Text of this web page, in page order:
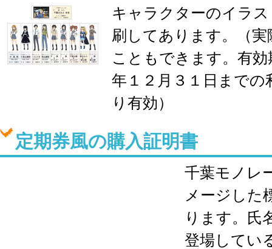
キャラクターのイラ
刷してあります。（
こともできます。有
年１２月３１日までの
り有効）
定期券風の購入証明書
千葉モノレ
メージした
ります。氏
登場してい